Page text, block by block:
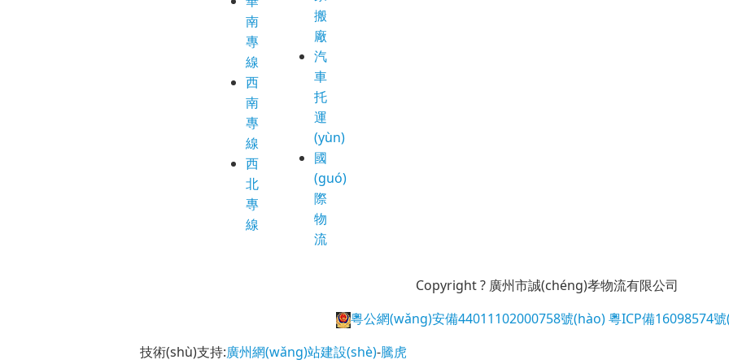
南
專
線
西
南
專
線
西
北
專
線
搬
廠
汽
車
托
運
(yùn)
國
(guó)
際
物
流
Copyright ? 廣州市誠(chéng)孝物流有限公司
粵公網(wǎng)安備44011102000758號(hào) 粵ICP備16098574
技術(shù)支持:廣州網(wǎng)站建設(shè)-騰虎